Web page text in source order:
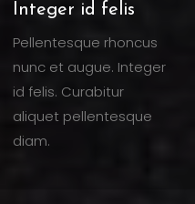
Integer id felis
Pellentesque rhoncus
nunc et augue. Integer
id felis. Curabitur
aliquet pellentesque
diam.